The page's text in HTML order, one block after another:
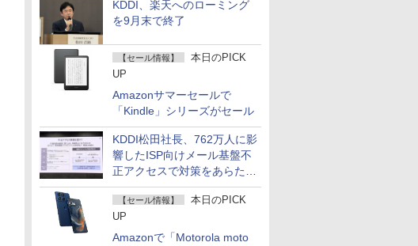
KDDI、楽天へのローミング
を9月末で終了
【セール情報】
本日のPICK
UP
Amazonサマーセールで
「Kindle」シリーズがセール
KDDI松田社長、762万人に影
響したISP向けメール基盤不
正アクセスで対策をあらため
て説明
【セール情報】
本日のPICK
UP
Amazonで「Motorola moto